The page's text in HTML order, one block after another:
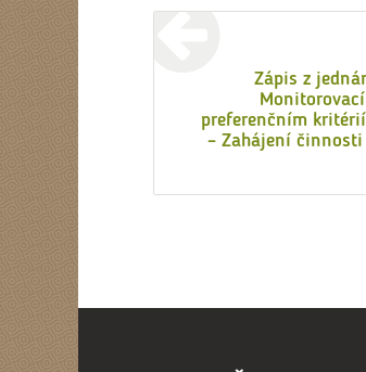
Zápis z
preferenčním
– Zahájení činnosti